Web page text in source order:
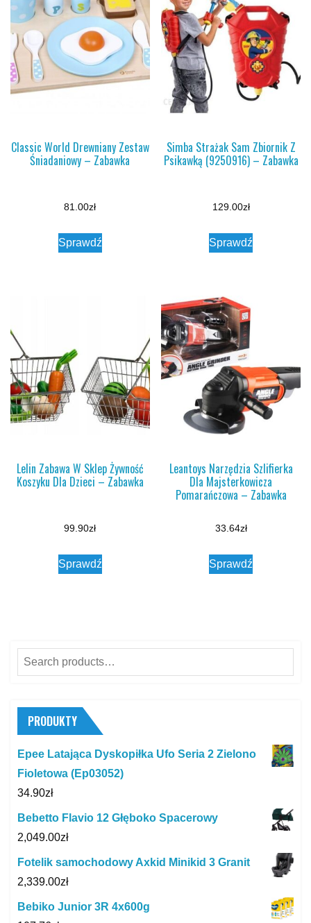
Classic World Drewniany Zestaw
Śniadaniowy – Zabawka
81.00zł
Sprawdź
Simba Strażak Sam Zbiornik Z
Psikawką (9250916) – Zabawka
129.00zł
Sprawdź
Lelin Zabawa W Sklep Żywność
Koszyku Dla Dzieci – Zabawka
99.90zł
Sprawdź
Leantoys Narzędzia Szlifierka
Dla Majsterkowicza
Pomarańczowa – Zabawka
33.64zł
Sprawdź
Search
for:
PRODUKTY
Epee Latająca Dyskopiłka Ufo Seria 2 Zielono
Fioletowa (Ep03052)
34.90zł
Bebetto Flavio 12 Głęboko Spacerowy
2,049.00zł
Fotelik samochodowy Axkid Minikid 3 Granit
2,339.00zł
Bebiko Junior 3R 4x600g